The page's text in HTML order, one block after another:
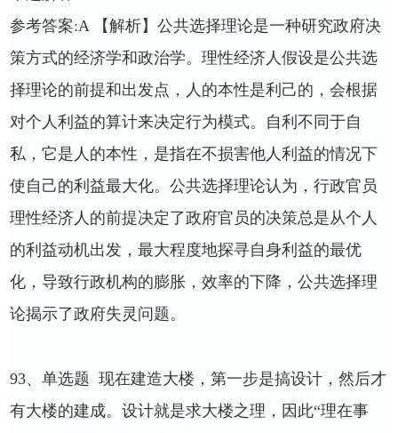
参考答案:A
【解析】公共选择理论是一种研究政府决
策方式的经济学和政治学。理性经济人假设是公共选
择理论的前提和出发点，人的本性是利己的，会根据
对个人利益的算计来决定行为模式。自利不同于自
私，它是人的本性，是指在不损害他人利益的情况下
使自己的利益最大化。公共选择理论认为，行政官员
理性经济人的前提决定了政府官员的决策总是从个人
的利益动机出发，最大程度地探寻自身利益的最优
化，导致行政机构的膨胀，效率的下降，公共选择理
论揭示了政府失灵问题。
93、单选题 现在建造大楼，第一步是搞设计，然后才
有大楼的建成。设计就是求大楼之理，因此“理在事